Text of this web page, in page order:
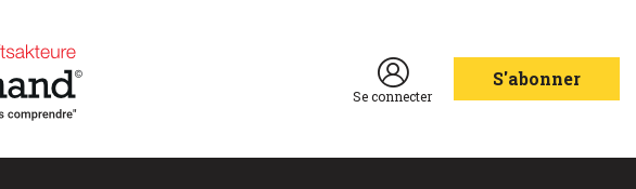
Se connecter
S'abonner